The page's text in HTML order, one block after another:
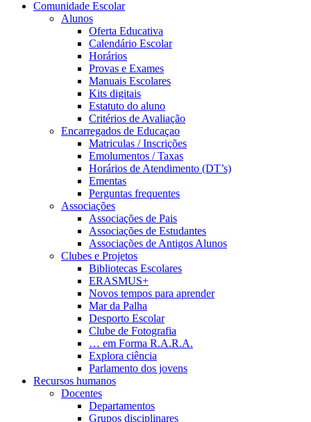
Comunidade Escolar
Alunos
Oferta Educativa
Calendário Escolar
Horários
Provas e Exames
Manuais Escolares
Kits digitais
Estatuto do aluno
Critérios de Avaliação
Encarregados de Educaçao
Matriculas / Inscrições
Emolumentos / Taxas
Horários de Atendimento (DT’s)
Ementas
Perguntas frequentes
Associações
Associações de Pais
Associações de Estudantes
Associações de Antigos Alunos
Clubes e Projetos
Bibliotecas Escolares
ERASMUS+
Novos tempos para aprender
Mar da Palha
Desporto Escolar
Clube de Fotografia
… em Forma R.A.R.A.
Explora ciência
Parlamento dos jovens
Recursos humanos
Docentes
Departamentos
Grupos disciplinares